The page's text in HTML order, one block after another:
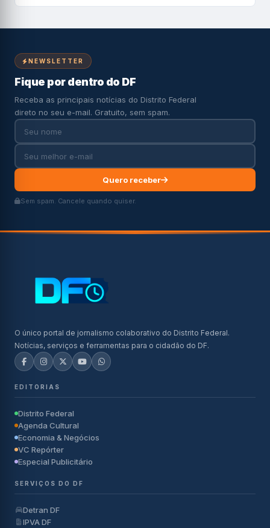
NEWSLETTER
Fique por dentro do DF
Receba as principais notícias do Distrito Federal
direto no seu e-mail. Gratuito, sem spam.
Quero receber
Sem spam. Cancele quando quiser.
O único portal de jornalismo colaborativo do Distrito Federal.
Notícias, serviços e ferramentas para o cidadão do DF.
EDITORIAS
Distrito Federal
Agenda Cultural
Economia & Negócios
VC Repórter
Especial Publicitário
SERVIÇOS DO DF
Detran DF
IPVA DF